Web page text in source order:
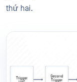
thứ hai.